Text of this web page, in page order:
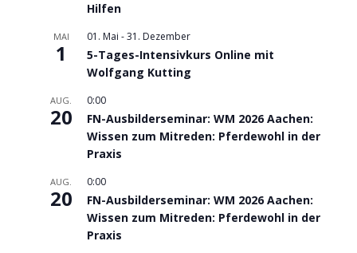
Hilfen
MAI
1
01. Mai -31. Dezember
5-Tages-Intensivkurs Online mit
Wolfgang Kutting
AUG.
20
0:00
FN-Ausbilderseminar: WM 2026 Aachen:
Wissen zum Mitreden: Pferdewohl in der
Praxis
AUG.
20
0:00
FN-Ausbilderseminar: WM 2026 Aachen:
Wissen zum Mitreden: Pferdewohl in der
Praxis